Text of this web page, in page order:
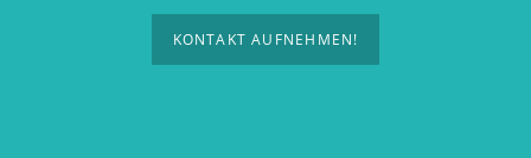
KONTAKT AUFNEHMEN!